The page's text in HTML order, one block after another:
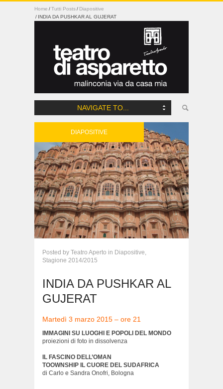
Home Tutti Posts
Diapositive
INDIA DA PUSHKAR AL GUJERAT
NAVIGATE TO...
DIAPOSITIVE
Posted by Teatro Aperto in Diapositive,
Stagione 2014/2015
INDIA DA PUSHKAR AL
GUJERAT
Martedì 3 marzo 2015 – ore 21
IMMAGINI SU LUOGHI E POPOLI DEL MONDO
proiezioni di foto in dissolvenza
IL FASCINO DELL’OMAN
TOOWNSHIP IL CUORE DEL SUDAFRICA
di Carlo e Sandra Onofri, Bologna